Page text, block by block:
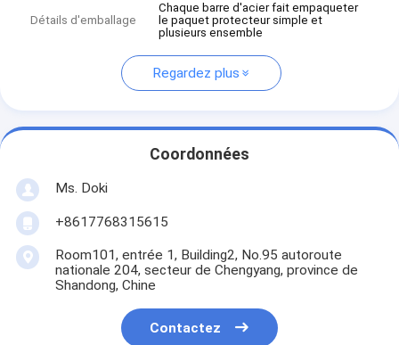
Détails d'emballage
Chaque barre d'acier fait empaqueter
le paquet protecteur simple et
plusieurs ensemble
Regardez plus
Coordonnées
Ms. Doki
+8617768315615
Room101, entrée 1, Building2, No.95 autoroute
nationale 204, secteur de Chengyang, province de
Shandong, Chine
Contactez